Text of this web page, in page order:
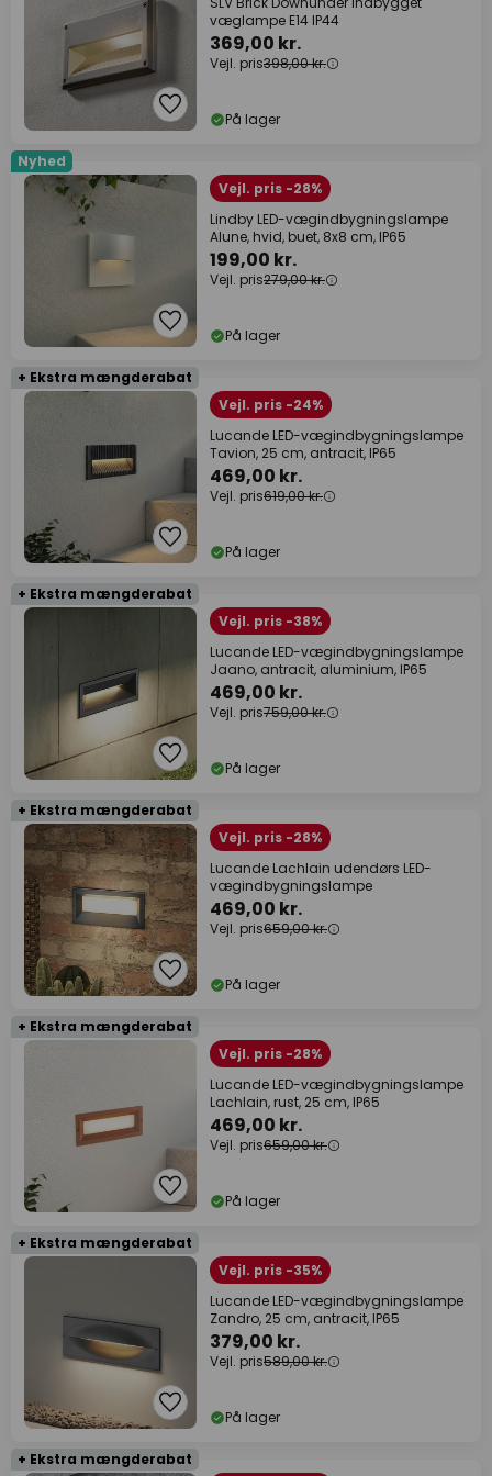
væglampe E14 IP44
369,00 kr.
Vejl. pris398,00 kr.
På lager
Nyhed
Vejl. pris -28%
Lindby LED-vægindbygningslampe
Alune, hvid, buet, 8x8 cm, IP65
199,00 kr.
Vejl. pris279,00 kr.
På lager
+ Ekstra mængderabat
Vejl. pris -24%
Lucande LED-vægindbygningslampe
Tavion, 25 cm, antracit, IP65
469,00 kr.
Vejl. pris619,00 kr.
På lager
+ Ekstra mængderabat
Vejl. pris -38%
Lucande LED-vægindbygningslampe
Jaano, antracit, aluminium, IP65
469,00 kr.
Vejl. pris759,00 kr.
På lager
+ Ekstra mængderabat
Vejl. pris -28%
Lucande Lachlain udendørs LED-
vægindbygningslampe
469,00 kr.
Vejl. pris659,00 kr.
På lager
+ Ekstra mængderabat
Vejl. pris -28%
Lucande LED-vægindbygningslampe
Lachlain, rust, 25 cm, IP65
469,00 kr.
Vejl. pris659,00 kr.
På lager
+ Ekstra mængderabat
Vejl. pris -35%
Lucande LED-vægindbygningslampe
Zandro, 25 cm, antracit, IP65
379,00 kr.
Vejl. pris589,00 kr.
På lager
+ Ekstra mængderabat